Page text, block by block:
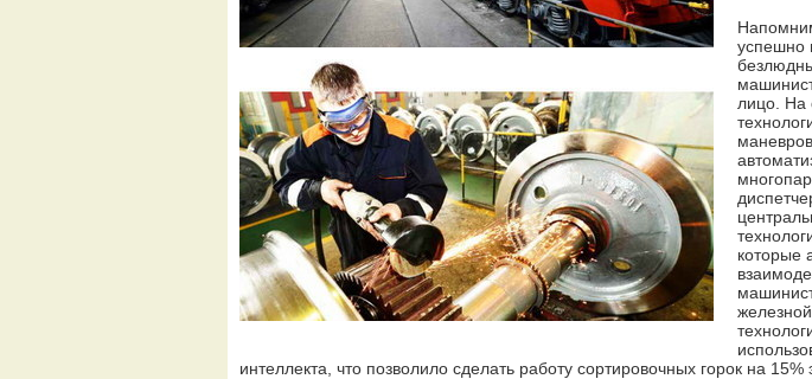
успешно
лицо. На
которые
интеллекта, что позволило сделать работу сортировочных горок на